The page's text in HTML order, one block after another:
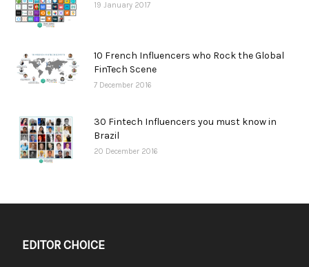
19 January 2017
10 French Influencers who Rock the Global
FinTech Scene
7 December 2016
30 Fintech Influencers you must know in
Brazil
20 December 2016
EDITOR CHOICE